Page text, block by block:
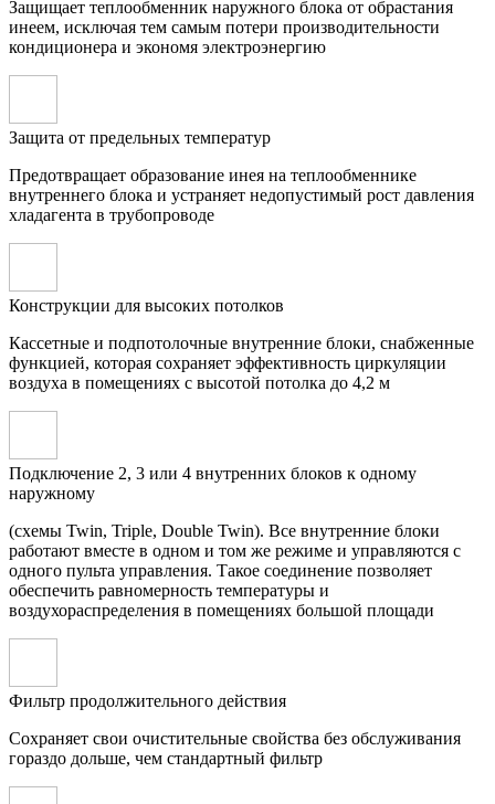
Защищает теплообменник наружного блока от обрастания
инеем, исключая тем самым потери производительности
кондиционера и экономя электроэнергию
Защита от предельных температур
Предотвращает образование инея на теплообменнике
внутреннего блока и устраняет недопустимый рост давления
хладагента в трубопроводе
Конструкции для высоких потолков
Кассетные и подпотолочные внутренние блоки, снабженные
функцией, которая сохраняет эффективность циркуляции
воздуха в помещениях с высотой потолка до 4,2 м
Подключение 2, 3 или 4 внутренних блоков к одному
наружному
(схемы Twin, Triple, Double Twin). Все внутренние блоки
работают вместе в одном и том же режиме и управляются с
одного пульта управления. Такое соединение позволяет
обеспечить равномерность температуры и
воздухораспределения в помещениях большой площади
Фильтр продолжительного действия
Сохраняет свои очистительные свойства без обслуживания
гораздо дольше, чем стандартный фильтр